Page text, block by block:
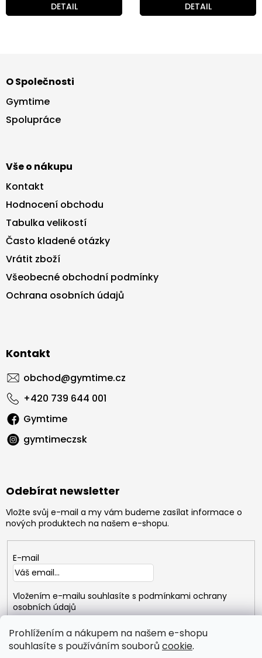
Prohlížením a nákupem na našem e-shopu
souhlasíte s používáním souborů cookie.
DETAIL DETAIL
p
a
O Společnosti
Gymtime
Spolupráce
Vše o nákupu
Kontakt
Hodnocení obchodu
Tabulka velikostí
Často kladené otázky
Vrátit zboží
Všeobecné obchodní podmínky
Ochrana osobních údajů
Kontakt
obchod@gymtime.cz
+420 739 644 001
Gymtime
gymtimeczsk
Odebírat newsletter
Vložte svůj e-mail a my vám budeme zasílat informace o
nových produktech na našem e-shopu.
E-mail
Vložením e-mailu souhlasíte s podmínkami ochrany
osobních údajů
PŘIHLÁSIT
SE